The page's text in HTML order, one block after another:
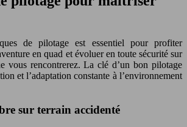
de pilotage est essentiel pour profiter
en quad et évoluer en toute sécurité sur
vous rencontrerez. La clé d’un bon pilotage
et l’adaptation constante à l’environnement
sur terrain accidenté